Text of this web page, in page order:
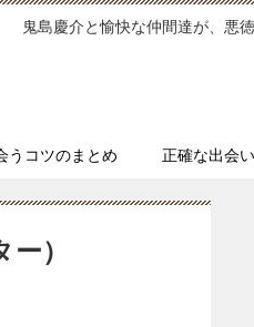
鬼島慶介と愉快な仲間達が、悪
うコツのまとめ 正確な出会
）